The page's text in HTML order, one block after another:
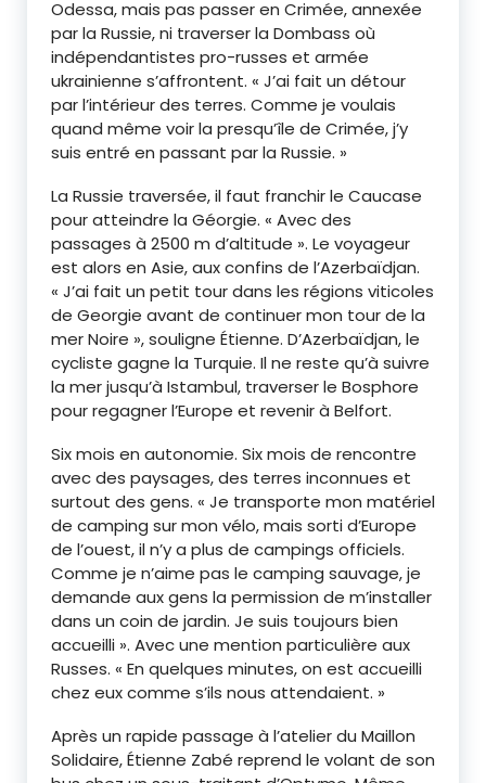
Odessa, mais pas passer en Crimée, annexée
par la Russie, ni traverser la Dombass où
indépendantistes pro-russes et armée
ukrainienne s’affrontent. « J’ai fait un détour
par l’intérieur des terres. Comme je voulais
quand même voir la presqu’île de Crimée, j’y
suis entré en passant par la Russie. »
La Russie traversée, il faut franchir le Caucase
pour atteindre la Géorgie. « Avec des
passages à 2500 m d’altitude ». Le voyageur
est alors en Asie, aux confins de l’Azerbaïdjan.
« J’ai fait un petit tour dans les régions viticoles
de Georgie avant de continuer mon tour de la
mer Noire », souligne Étienne. D’Azerbaïdjan, le
cycliste gagne la Turquie. Il ne reste qu’à suivre
la mer jusqu’à Istambul, traverser le Bosphore
pour regagner l’Europe et revenir à Belfort.
Six mois en autonomie. Six mois de rencontre
avec des paysages, des terres inconnues et
surtout des gens. « Je transporte mon matériel
de camping sur mon vélo, mais sorti d’Europe
de l’ouest, il n’y a plus de campings officiels.
Comme je n’aime pas le camping sauvage, je
demande aux gens la permission de m’installer
dans un coin de jardin. Je suis toujours bien
accueilli ». Avec une mention particulière aux
Russes. « En quelques minutes, on est accueilli
chez eux comme s’ils nous attendaient. »
Après un rapide passage à l’atelier du Maillon
Solidaire, Étienne Zabé reprend le volant de son